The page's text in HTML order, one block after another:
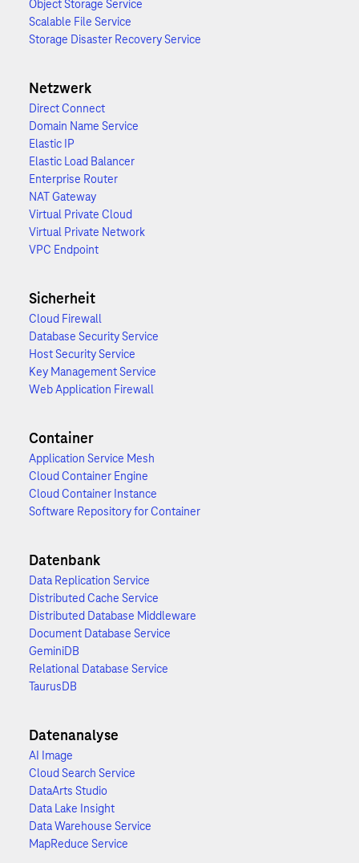
Object Storage Service
Scalable File Service
Storage Disaster Recovery Service
Netzwerk
Direct Connect
Domain Name Service
Elastic IP
Elastic Load Balancer
Enterprise Router
NAT Gateway
Virtual Private Cloud
Virtual Private Network
VPC Endpoint
Sicherheit
Cloud Firewall
Database Security Service
Host Security Service
Key Management Service
Web Application Firewall
Container
Application Service Mesh
Cloud Container Engine
Cloud Container Instance
Software Repository for Container
Datenbank
Data Replication Service
Distributed Cache Service
Distributed Database Middleware
Document Database Service
GeminiDB
Relational Database Service
TaurusDB
Datenanalyse
AI Image
Cloud Search Service
DataArts Studio
Data Lake Insight
Data Warehouse Service
MapReduce Service